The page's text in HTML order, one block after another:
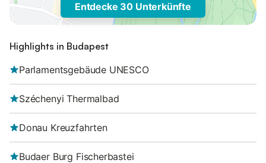
Entdecke 30 Unterkünfte
Highlights in Budapest
Parlamentsgebäude UNESCO
Széchenyi Thermalbad
Donau Kreuzfahrten
Budaer Burg Fischerbastei